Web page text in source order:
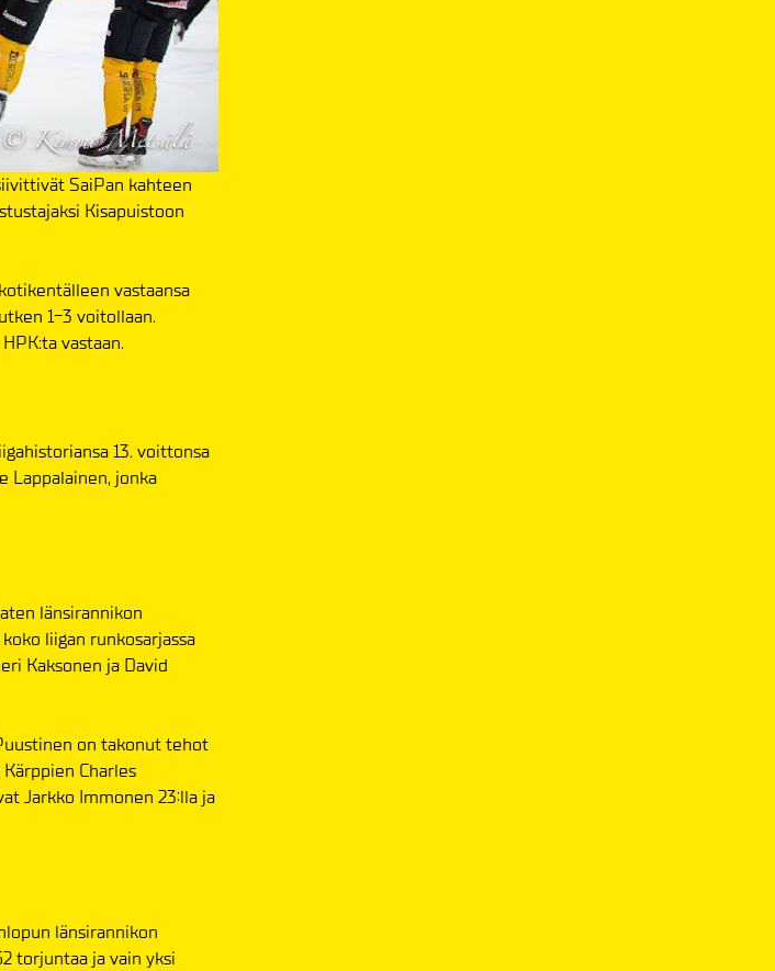
SaiPan kahteen
Kisapuistoon
vastaansa
1-3 voitollaan.
vastaan.
13. voittonsa
Lappalainen, jonka
länsirannikon
liigan runkosarjassa
Kaksonen ja David
on takonut tehot
Charles
Jarkko Immonen 23:lla ja
länsirannikon
torjuntaa ja vain yksi